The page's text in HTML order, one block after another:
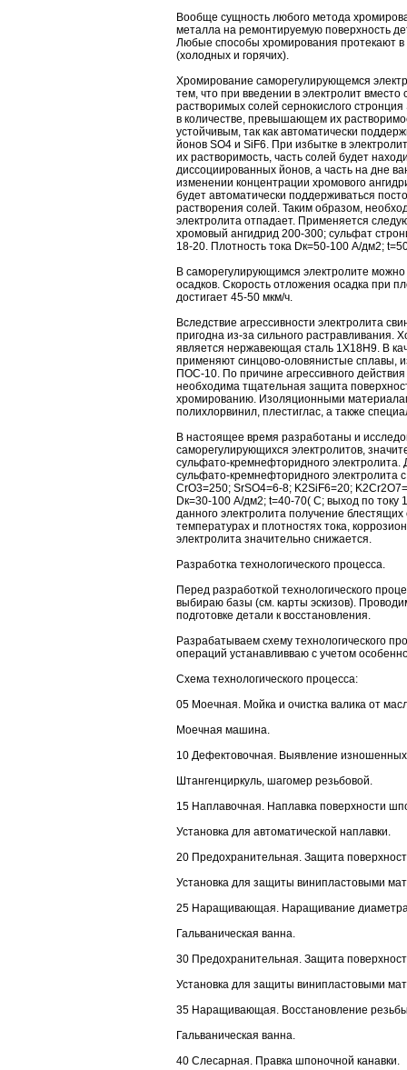
Вообще сущность любого метода
металла на ремонтируемую поверхность
Любые способы хромирования протекают в
(холодных и горячих).
Хромирование саморегулирующемся
тем, что при введении в электролит вместо
растворимых солей сернокислого
в количестве, превышающем их
устойчивым, так как автоматически
йонов SO4 и SiF6. При избытке в
их растворимость, часть солей будет
диссоциированных йонов, а часть на дне
изменении концентрации хромового
будет автоматически поддерживаться
растворения солей. Таким образом,
электролита отпадает. Применяется
хромовый ангидрид 200-300; сульфат
18-20. Плотность тока Dк=50-100 А/дм2;
В саморегулирующимся электролите
осадков. Скорость отложения осадка при
достигает 45-50 мкм/ч.
Вследствие агрессивности электролита
пригодна из-за сильного
является нержавеющая сталь 1Х18Н9. В
применяют синцово-оловянистые сплавы,
ПОС-10. По причине агрессивного
необходима тщательная защита
хромированию. Изоляционными
полихлорвинил, плестиглас, а также
В настоящее время разработаны и
саморегулирующихся электролитов,
сульфато-кремнефторидного электролита.
сульфато-кремнефторидного электролита
CrO3=250; SrSO4=6-8; K2SiF6=20;
Dк=30-100 А/дм2; t=40-70( C; выход по
данного электролита получение
температурах и плотностях тока,
электролита значительно снижается.
Разработка технологического процесса.
Перед разработкой технологического
выбираю базы (см. карты эскизов).
подготовке детали к восстановления.
Разрабатываем схему технологического
операций устанавливваю с учетом
Схема технологического процесса:
05 Моечная. Мойка и очистка валика от
Моечная машина.
10 Дефектовочная. Выявление изношенных
Штангенциркуль, шагомер резьбовой.
15 Наплавочная. Наплавка поверхности
Установка для автоматической наплавки.
20 Предохранительная. Защита
Установка для защиты винипластовыми
25 Наращивающая. Наращивание
Гальваническая ванна.
30 Предохранительная. Защита
Установка для защиты винипластовыми
35 Наращивающая. Восстановление
Гальваническая ванна.
40 Слесарная. Правка шпоночной канавки.